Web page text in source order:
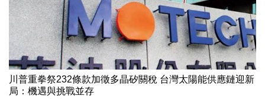
川普重拳祭232條款加徵多晶矽關稅 台灣太陽能供應鏈迎新
局：機遇與挑戰並存